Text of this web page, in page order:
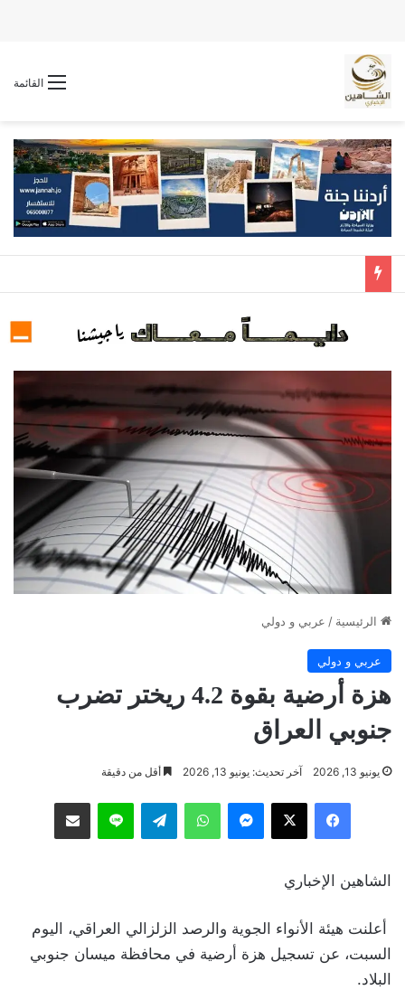
القائمة
الرئيسية / عربي و دولي
عربي و دولي
هزة أرضية بقوة 4.2 ريختر تضرب
جنوبي العراق
يونيو 13, 2026 آخر تحديث: يونيو 13, 2026 أقل من دقيقة
فيسبوك ‫X ماسنجر واتساب تيلقرام لاين مشاركة عبر البريد
الشاهين الإخباري
أعلنت هيئة الأنواء الجوية والرصد الزلزالي العراقي، اليوم
السبت، عن تسجيل هزة أرضية في محافظة ميسان جنوبي
البلاد.